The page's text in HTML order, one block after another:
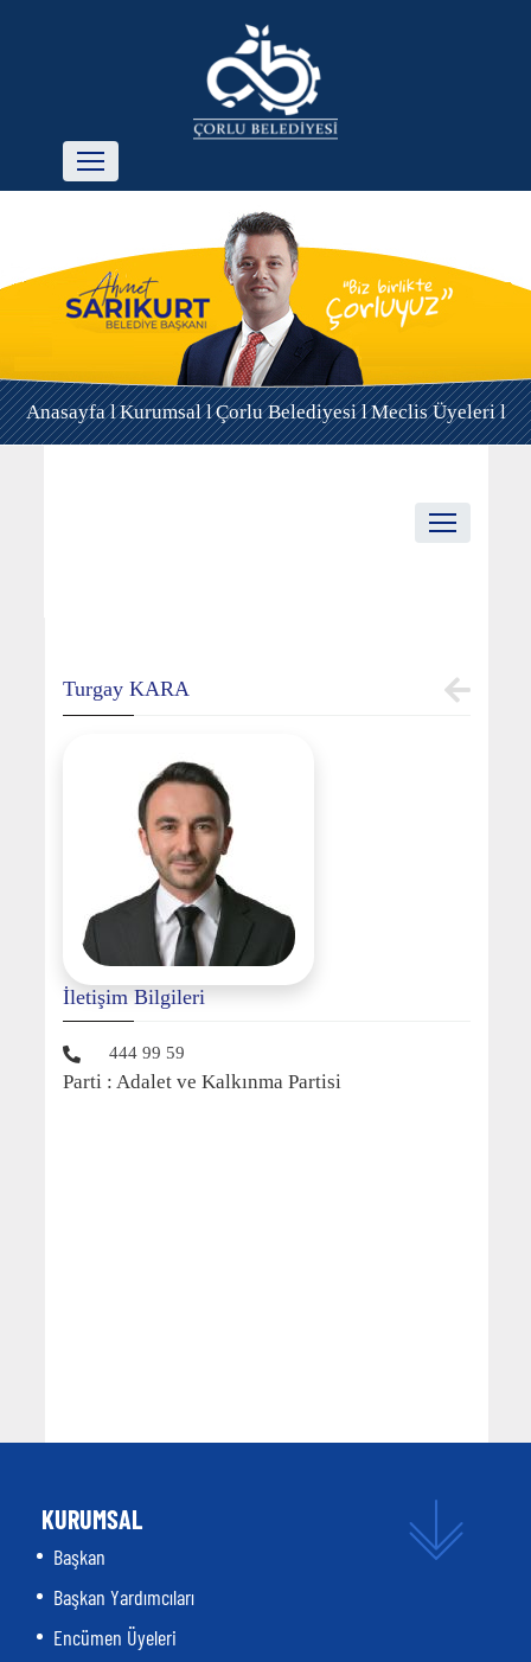
Anasayfa lKurumsal lÇorlu Belediyesi lMeclis Üyeleri l
Turgay KARA
İletişim Bilgileri
444 99 59
Parti : Adalet ve Kalkınma Partisi
KURUMSAL
Başkan
Başkan Yardımcıları
Encümen Üyeleri